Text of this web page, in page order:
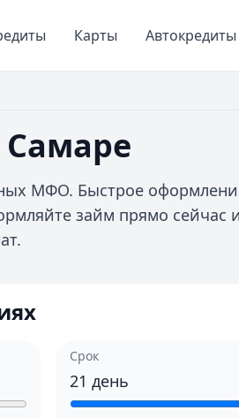
Карты Автокредиты
МФО. Быстрое
займ прямо сейчас и
Срок
21 день